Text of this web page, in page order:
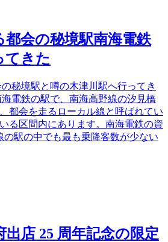
都会の秘境駅南海電鉄
てきた
秘境駅と噂の木津川駅へ行ってき
電鉄の駅で、南海高野線の汐見橋
都会を走るローカル線と呼ばれてい
る区間内にあります。南海電鉄の資
の駅の中でも最も乗降客数が少ない
店 25 周年記念の限定